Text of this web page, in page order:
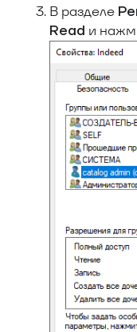
В разделе
Read и